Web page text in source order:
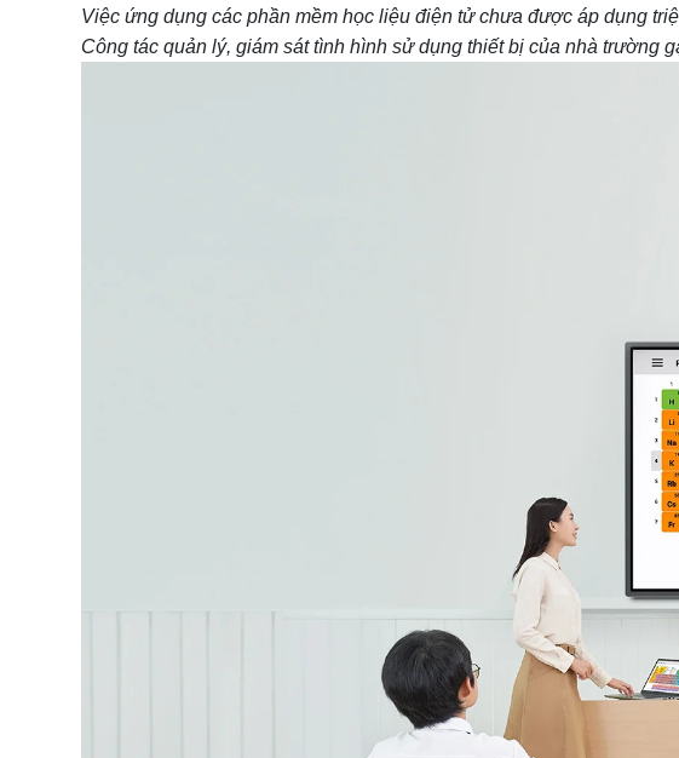
Việc ứng dụng các phần mềm học liệu điện tử chưa được áp dụng
Công tác quản lý, giám sát tình hình sử dụng thiết bị của nhà trường